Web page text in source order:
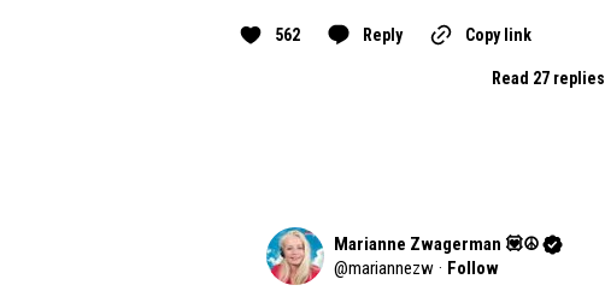
562 Reply Copy link
Read 27 replies
Marianne Zwagerman 💟☮️
@mariannezw · Follow